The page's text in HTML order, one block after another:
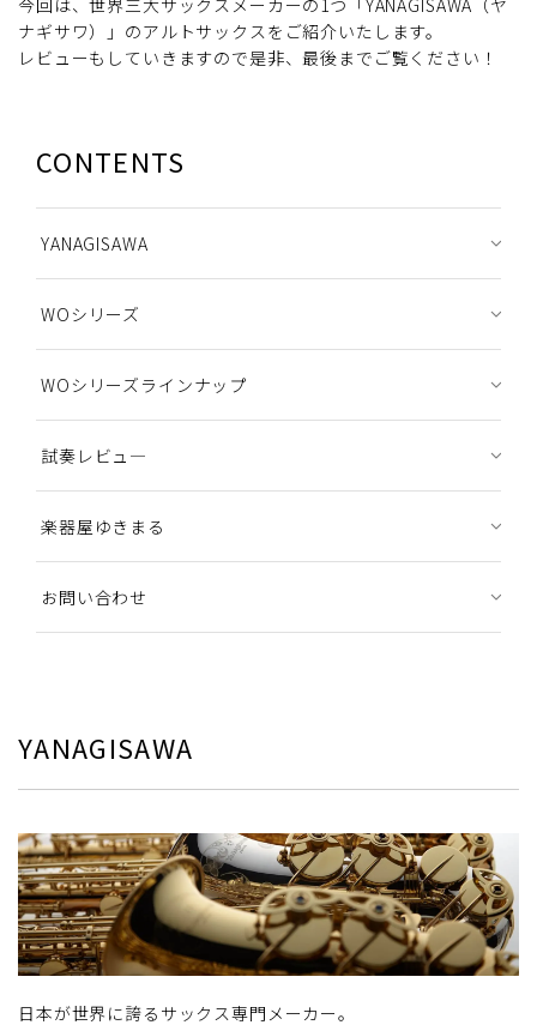
今回は、世界三大サックスメーカーの1つ「YANAGISAWA（ヤ
ナギサワ）」のアルトサックスをご紹介いたします。
レビューもしていきますので是非、最後までご覧ください！
CONTENTS
YANAGISAWA
WOシリーズ
WOシリーズラインナップ
試奏レビュ―
楽器屋ゆきまる
お問い合わせ
YANAGISAWA
日本が世界に誇るサックス専門メーカー。